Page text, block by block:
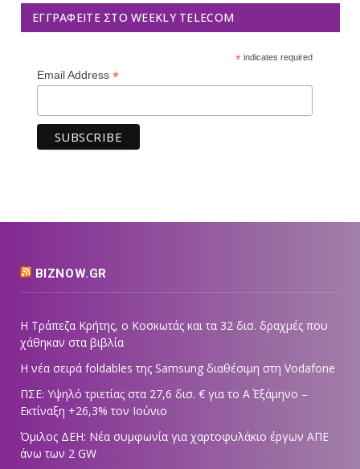
ΕΓΓΡΑΦΕΊΤΕ ΣΤΟ WEEKLY TELECOM
*indicates required
Email Address *
BIZNOW.GR
Η Τράπεζα Κρήτης, ο Κοσκωτάς και τα 32 δισ. δραχμές που
χάθηκαν στα βιβλία
Η νέα σειρά foldables της Samsung διαθέσιμη στη Vodafone
ΠΣΕ: Υψηλό τριετίας στα 27,6 δισ. € για το Α΄ Εξάμηνο –
Εκτίναξη +26,3% τον Ιούνιο
Όμιλος ΔΕΗ: Νέα συμφωνία για χαρτοφυλάκιο έργων ΑΠΕ
άνω των 2 GW